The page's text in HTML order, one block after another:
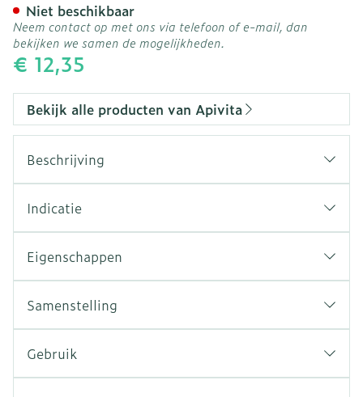
€ 12,35
Niet beschikbaar
Neem contact op met ons via telefoon of e-mail, dan
bekijken we samen de mogelijkheden.
Bekijk alle producten van Apivita
Beschrijving
Indicatie
Eigenschappen
95% natuurlijke oorsprong
Dermatologisch getest
Geschikt voor homeopathie
Zonder sulfaten
Samenstelling
Gebruik
Breng een kleine hoeveelheid shampoo op de